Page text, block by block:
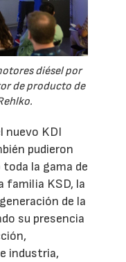
diésel por
de producto de
nuevo KDI
pudieron
la gama de
familia KSD, la
de la
su presencia
industria,